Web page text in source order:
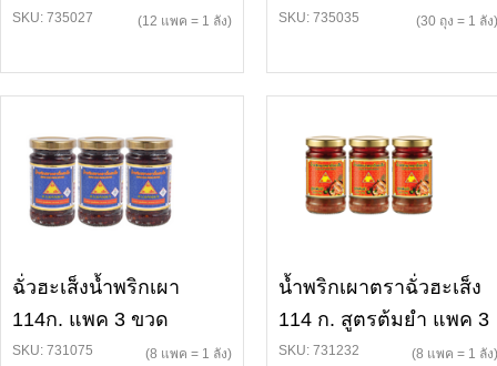
SKU: 735027 (12 แพค = 1 ลัง) SKU: 735035 (30 ถุง = 1 ลัง)
ฉั่วฮะเส็งน้ำพริกเผา
114ก. แพค 3 ขวด
SKU: 731075 (8 แพค = 1 ลัง)
น้ำพริกเผาตราฉั่วฮะเส็ง
114 ก. สูตรต้มยำ แพค 3
SKU: 731232 (8 แพค = 1 ลัง)